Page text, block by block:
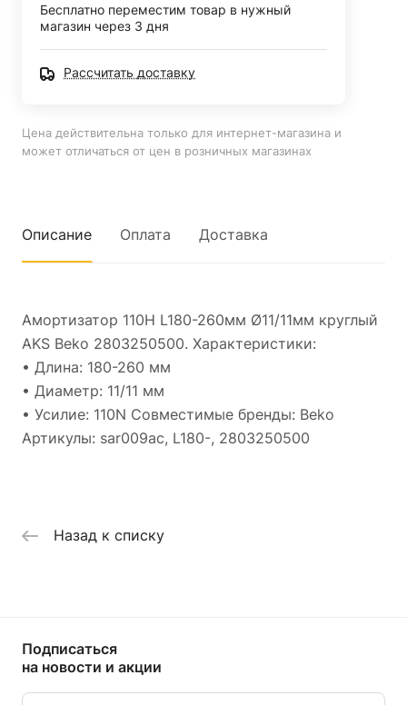
Бесплатно переместим товар в нужный
магазин через 3 дня
Рассчитать доставку
Цена действительна только для интернет-магазина и
может отличаться от цен в розничных магазинах
Описание Оплата Доставка
Амортизатор 110Н L180-260мм Ø11/11мм круглый
AKS Beko 2803250500. Характеристики:
• Длина: 180-260 мм
• Диаметр: 11/11 мм
• Усилие: 110N Совместимые бренды: Beko
Артикулы: sar009ac, L180-, 2803250500
Назад к списку
Подписаться
на новости и акции